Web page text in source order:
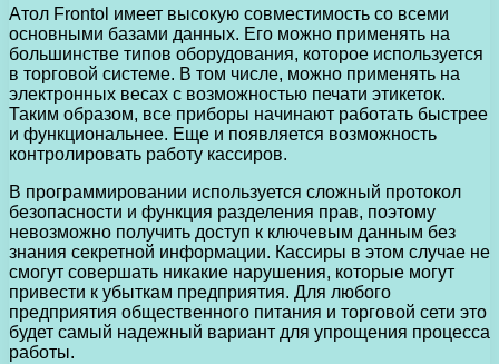
Атол Frontol имеет высокую совместимость со всеми
основными базами данных. Его можно применять на
большинстве типов оборудования, которое используется
в торговой системе. В том числе, можно применять на
электронных весах с возможностью печати этикеток.
Таким образом, все приборы начинают работать быстрее
и функциональнее. Еще и появляется возможность
контролировать работу кассиров.
В программировании используется сложный протокол
безопасности и функция разделения прав, поэтому
невозможно получить доступ к ключевым данным без
знания секретной информации. Кассиры в этом случае не
смогут совершать никакие нарушения, которые могут
привести к убыткам предприятия. Для любого
предприятия общественного питания и торговой сети это
будет самый надежный вариант для упрощения процесса
работы.